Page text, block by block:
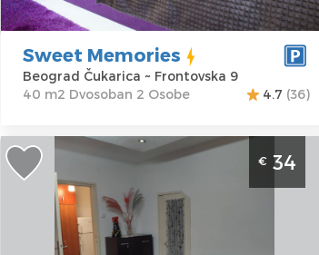
Adresa:
Frontovska 9
Cena40 €
Struktura :
Dvosoban
Sweet Memories
Beograd Čukarica ~ Frontovska 9
40 m2 Dvosoban 2 Osobe
4.7 (36)
Studio Apartman KS Studio Beograd
Palilula, studio apartman za dve odrasle
osobe u Borči
Beograd
€ 34